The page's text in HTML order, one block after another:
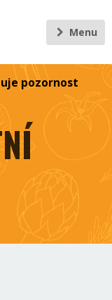
Menu
pozornost